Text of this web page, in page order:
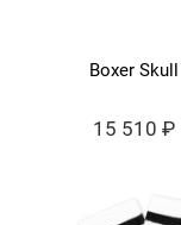
Boxer Skull
15 510 ₽